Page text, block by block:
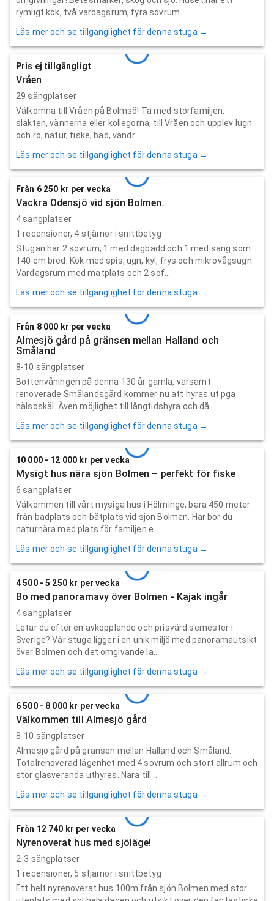
rymligt kök, två vardagsrum, fyra sovrum....
Läs mer och se tillgänglighet för denna stuga →
Pris ej tillgängligt
Vråen
29 sängplatser
Välkomna till Vråen på Bolmsö! Ta med storfamiljen,
släkten, vännerna eller kollegorna, till Vråen och upplev lugn
och ro, natur, fiske, bad, vandr...
Läs mer och se tillgänglighet för denna stuga →
Från 6 250 kr per vecka
Vackra Odensjö vid sjön Bolmen.
4 sängplatser
1 recensioner, 4 stjärnor i snittbetyg
Stugan har 2 sovrum, 1 med dagbädd och 1 med säng som
140 cm bred. Kök med spis, ugn, kyl, frys och mikrovågsugn.
Vardagsrum med matplats och 2 sof...
Läs mer och se tillgänglighet för denna stuga →
Från 8 000 kr per vecka
Almesjö gård på gränsen mellan Halland och
Småland
8-10 sängplatser
Bottenvåningen på denna 130 år gamla, varsamt
renoverade Smålandsgård kommer nu att hyras ut pga
hälsoskäl. Även möjlighet till långtidshyra och då...
Läs mer och se tillgänglighet för denna stuga →
10 000 - 12 000 kr per vecka
Mysigt hus nära sjön Bolmen – perfekt för fiske
6 sängplatser
Välkommen till vårt mysiga hus i Hölminge, bara 450 meter
från badplats och båtplats vid sjön Bolmen. Här bor du
naturnära med plats för familjen e...
Läs mer och se tillgänglighet för denna stuga →
4 500 - 5 250 kr per vecka
Bo med panoramavy över Bolmen - Kajak ingår
4 sängplatser
Letar du efter en avkopplande och prisvärd semester i
Sverige? Vår stuga ligger i en unik miljö med panoramautsikt
över Bolmen och det omgivande la...
Läs mer och se tillgänglighet för denna stuga →
6 500 - 8 000 kr per vecka
Välkommen till Almesjö gård
8-10 sängplatser
Almesjö gård på gränsen mellan Halland och Småland.
Totalrenoverad lägenhet med 4 sovrum och stort allrum och
stor glasveranda uthyres. Nära till ...
Läs mer och se tillgänglighet för denna stuga →
Från 12 740 kr per vecka
Nyrenoverat hus med sjöläge!
2-3 sängplatser
1 recensioner, 5 stjärnor i snittbetyg
Ett helt nyrenoverat hus 100m från sjön Bolmen med stor